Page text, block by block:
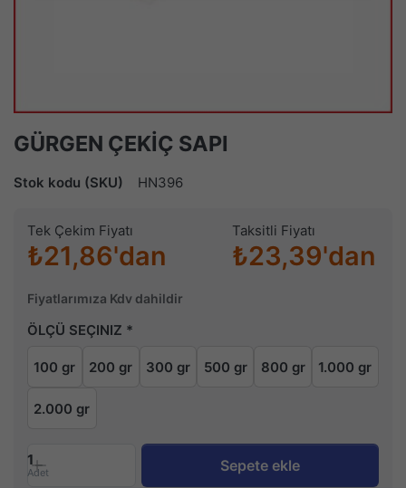
GÜRGEN ÇEKİÇ SAPI
Stok kodu (SKU) HN396
Tek Çekim Fiyatı
₺21,86'dan
Taksitli Fiyatı
₺23,39'dan
Fiyatlarımıza Kdv dahildir
ÖLÇÜ SEÇINIZ
100 gr 200 gr 300 gr 500 gr 800 gr 1.000 gr
2.000 gr
1
Adet Sepete ekle